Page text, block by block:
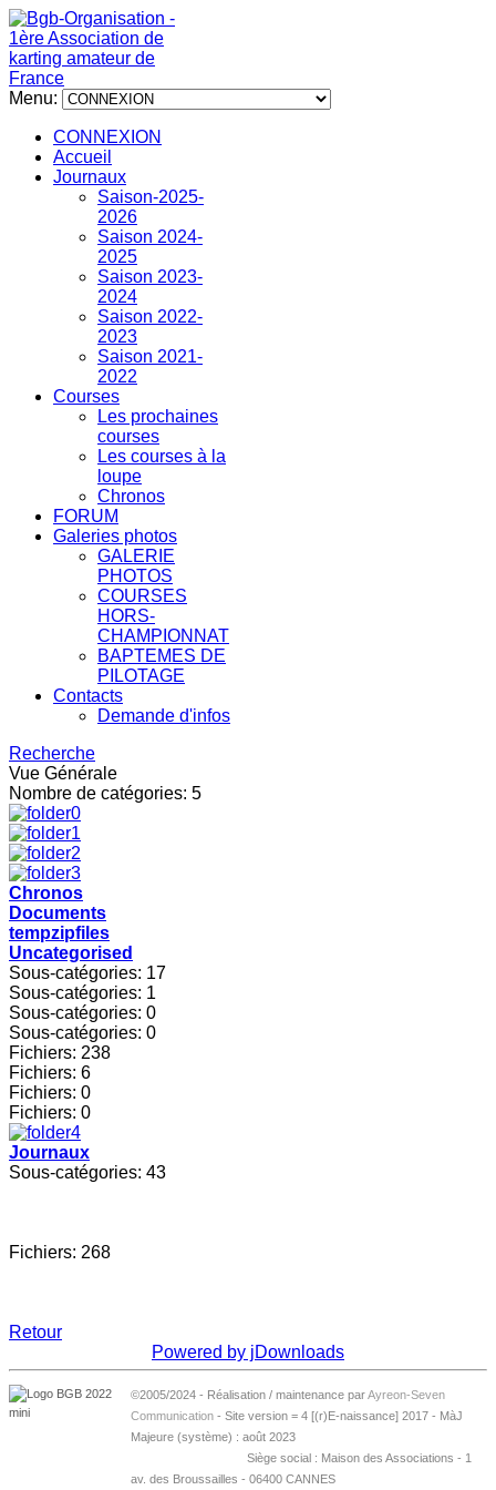
Menu:
CONNEXION
Accueil
Journaux
Saison-2025-
2026
Saison 2024-
2025
Saison 2023-
2024
Saison 2022-
2023
Saison 2021-
2022
Courses
Les prochaines
courses
Les courses à la
loupe
Chronos
FORUM
Galeries photos
GALERIE
PHOTOS
COURSES
HORS-
CHAMPIONNAT
BAPTEMES DE
PILOTAGE
Contacts
Demande d'infos
Recherche
Vue Générale
Nombre de catégories: 5
Chronos
Documents
tempzipfiles
Uncategorised
Sous-catégories: 17
Sous-catégories: 1
Sous-catégories: 0
Sous-catégories: 0
Fichiers: 238
Fichiers: 6
Fichiers: 0
Fichiers: 0
Journaux
Sous-catégories: 43
Fichiers: 268
Retour
Powered by jDownloads
©2005/2024 - Réalisation / maintenance parAyreon-Seven
Communication - Site version = 4 [(r)E-naissance] 2017 - MàJ
Majeure (système) : août 2023
Siège social : Maison des Associations - 1
av. des Broussailles - 06400 CANNES